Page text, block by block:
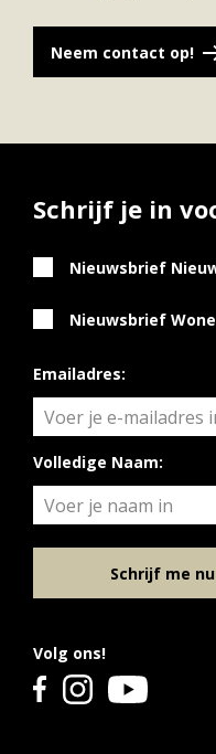
Neem contact op!
Volg ons!
Schrijf je in
Nieuwsbrief
Nieuwsbrief
Emailadres:
Volledige Naam:
Schrijf me